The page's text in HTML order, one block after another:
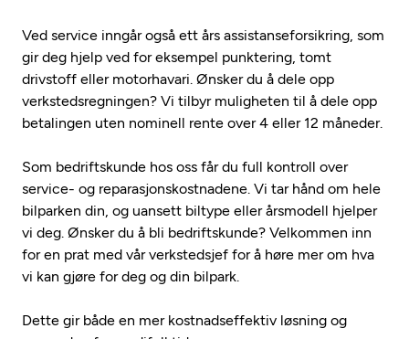
Ved service inngår også ett års assistanseforsikring, som
gir deg hjelp ved for eksempel punktering, tomt
drivstoff eller motorhavari. Ønsker du å dele opp
verkstedsregningen? Vi tilbyr muligheten til å dele opp
betalingen uten nominell rente over 4 eller 12 måneder.
Som bedriftskunde hos oss får du full kontroll over
service- og reparasjonskostnadene. Vi tar hånd om hele
bilparken din, og uansett biltype eller årsmodell hjelper
vi deg. Ønsker du å bli bedriftskunde? Velkommen inn
for en prat med vår verkstedsjef for å høre mer om hva
vi kan gjøre for deg og din bilpark.
Dette gir både en mer kostnadseffektiv løsning og